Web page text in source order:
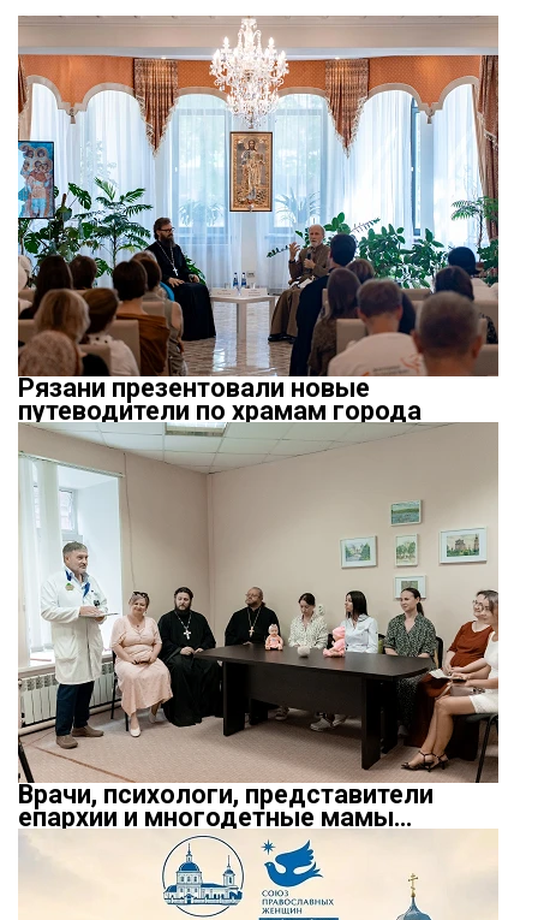
Рязани презентовали новые
путеводители по храмам города
Врачи, психологи, представители
епархии и многодетные мамы…